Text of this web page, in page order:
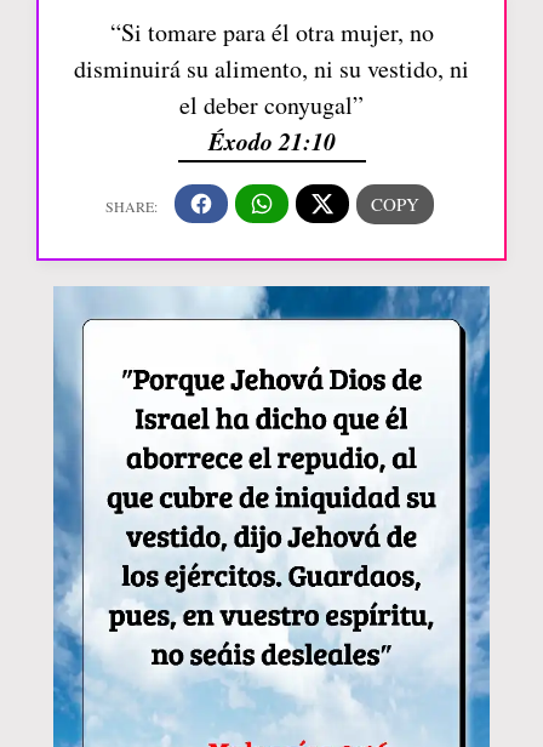
“Si tomare para él otra mujer, no
disminuirá su alimento, ni su vestido, ni
el deber conyugal”
Éxodo 21:10